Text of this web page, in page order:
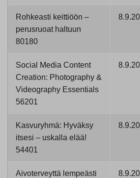
Rohkeasti keittiöön –
perusruoat haltuun
80180
Social Media Content
Creation: Photography &
Videography Essentials
56201
Kasvuryhmä: Hyväksy
itsesi – uskalla elää!
54401
Aivoterveyttä lempeästi